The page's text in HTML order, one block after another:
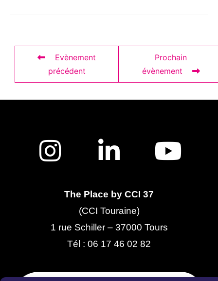
Evènement
précédent
Prochain
évènement
The Place by CCI 37
(CCI Touraine)
1 rue Schiller – 37000 Tours
Tél : 06 17 46 02 82